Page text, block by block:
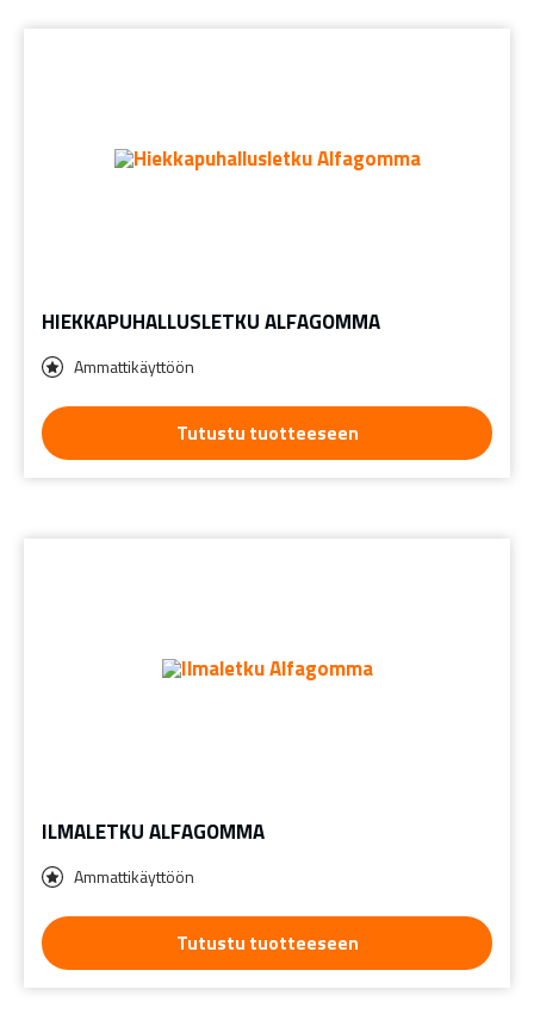
HIEKKAPUHALLUSLETKU ALFAGOMMA
Ammattikäyttöön
Tutustu tuotteeseen
ILMALETKU ALFAGOMMA
Ammattikäyttöön
Tutustu tuotteeseen